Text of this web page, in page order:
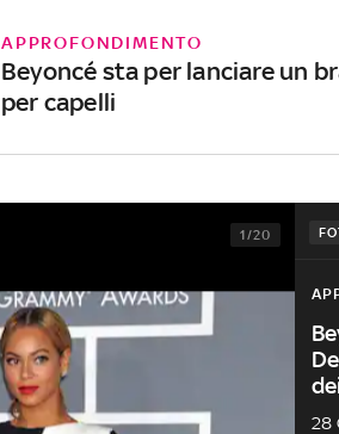
APPROFONDIMENTO
Beyoncé sta per lanciare un
per capelli
1/20
28